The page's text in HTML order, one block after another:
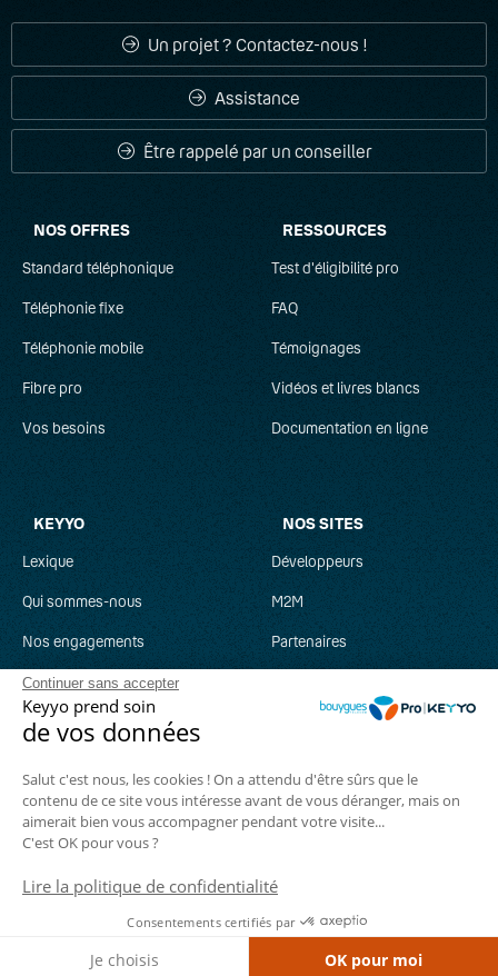
Continuer sans accepter
Keyyo prend soin
de vos données
Salut c'est nous, les cookies ! On a attendu d'être sûrs que le
contenu de ce site vous intéresse avant de vous déranger, mais on
aimerait bien vous accompagner pendant votre visite...
C'est OK pour vous ?
Lire la politique de confidentialité
Consentements certifiés par
Je choisis OK pour moi
ADSL
Appels simultanés
B
C
Centrex
Communications unifiées
D
DECT
E
Eligibilité
Fibre Optique
Filtrage Web
Un projet ? Contactez-nous !
Assistance
Être rappelé par un conseiller
NOS OFFRES
Standard téléphonique
Téléphonie fixe
Téléphonie mobile
Fibre pro
Vos besoins
RESSOURCES
Test d'éligibilité pro
FAQ
Témoignages
Vidéos et livres blancs
Documentation en ligne
KEYYO
Lexique
Qui sommes-nous
Nos engagements
Recrutement
Parrainage
NOS SITES
Développeurs
M2M
Partenaires
Suivez-nous :
© Keyyo 2026 Plan du site Mentions légales
Documents contractuels Confidentialité
Nombre de lignes IP : 733 104 Opérateur agrée par l'ARCEP